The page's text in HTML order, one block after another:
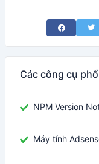
Share on
Các công cụ
NPM Version
Máy tính